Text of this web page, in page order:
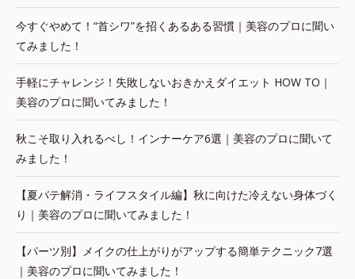
今すぐやめて！“首シワ”を招くあるある習慣｜美容のプロに聞い
てみました！
手軽にチャレンジ！失敗しないおきかえダイエット HOW TO｜
美容のプロに聞いてみました！
秋こそ取り入れるべし！インナーケア6選｜美容のプロに聞いて
みました！
【夏バテ解消・ライフスタイル編】秋に向けた冷えない身体づく
り｜美容のプロに聞いてみました！
【パーツ別】メイクの仕上がりがアップする簡単テクニック7選
｜美容のプロに聞いてみました！